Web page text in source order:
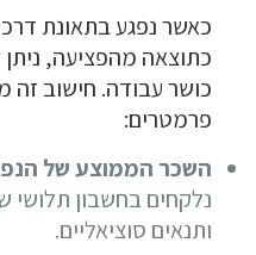
כאשר נפגע בתאונת
כתוצאה מהפציעה, ניתן
כושר עבודה. חישוב
פרמטרים:
השכר הממוצע של
נלקחים בחשבון
ותנאים סוציאליים.